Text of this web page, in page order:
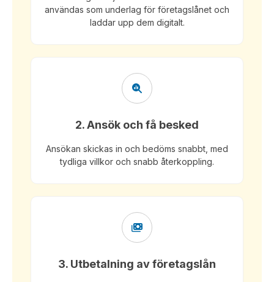
användas som underlag för företagslånet och
laddar upp dem digitalt.
2. Ansök och få besked
Ansökan skickas in och bedöms snabbt, med
tydliga villkor och snabb återkoppling.
3. Utbetalning av företagslån